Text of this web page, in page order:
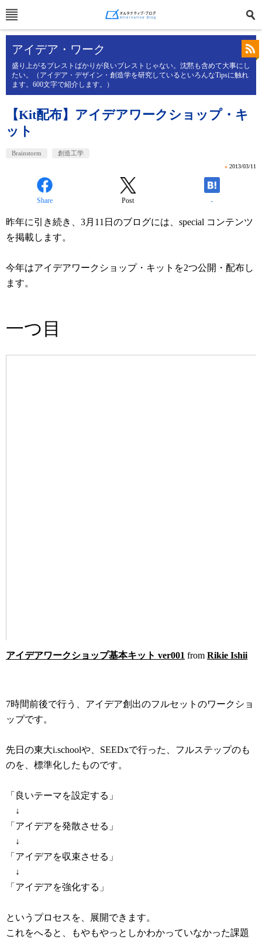
アイデア・ワーク
盛り上がるブレストばかりが良いブレストじゃない。沈黙も含めて大事にし
たい。（アイデア・デザイン・創造学を研究しているといろんなTipsに触れ
ます。600文字で紹介します。）
【Kit配布】アイデアワークショップ・キ
ット
Brainstorm 創造工学
» 2013/03/11
Share Post -
昨年に引き続き、3月11日のブログには、special コンテンツ
を掲載します。
今年はアイデアワークショップ・キットを2つ公開・配布し
ます。
一つ目
アイデアワークショップ基本キット ver001 from Rikie Ishii
7時間前後で行う、アイデア創出のフルセットのワークショ
ップです。
先日の東大i.schoolや、SEEDxで行った、フルステップのも
のを、標準化したものです。
「良いテーマを設定する」
↓
「アイデアを発散させる」
↓
「アイデアを収束させる」
↓
「アイデアを強化する」
というプロセスを、展開できます。
これをへると、もやもやっとしかわかっていなかった課題